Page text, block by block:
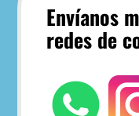
Envíanos
redes de